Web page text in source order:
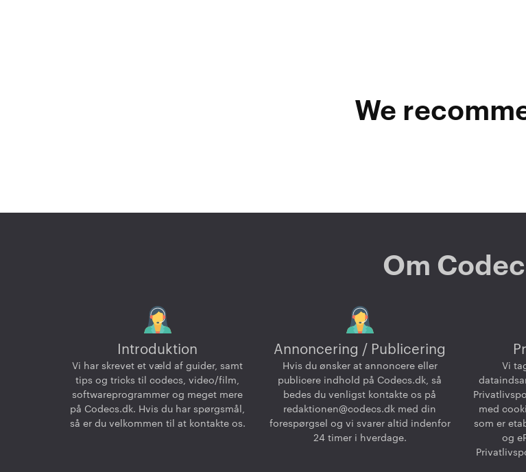
We
Om
Introduktion
Vi har skrevet et væld af guider, samt
tips og tricks til codecs, video/film,
softwareprogrammer og meget mere
på Codecs.dk. Hvis du har spørgsmål,
så er du velkommen til at kontakte os.
Annoncering / Publicering
Hvis du ønsker at annoncere eller
publicere indhold på Codecs.dk, så
bedes du venligst kontakte os på
redaktionen@codecs.dk med din
forespørgsel og vi svarer altid indenfor
24 timer i hverdage.
Vi
med
som er
og